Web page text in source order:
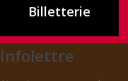
Billetterie
Infolettre